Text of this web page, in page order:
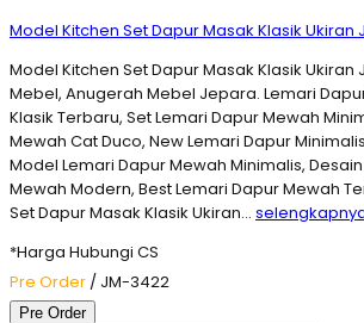
Model Kitchen Set Dapur Masak Klasik Ukiran
Model Kitchen Set Dapur Masak Klasik
Mebel, Anugerah Mebel Jepara. Lemari
Klasik Terbaru, Set Lemari Dapur Mewah
Mewah Cat Duco, New Lemari Dapur
Model Lemari Dapur Mewah Minimalis,
Mewah Modern, Best Lemari Dapur Mewah
Set Dapur Masak Klasik Ukiran…
*Harga Hubungi CS
Pre Order / JM-3422
Pre Order